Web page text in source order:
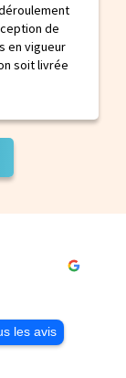
de
en vigueur
soit livrée
les avis